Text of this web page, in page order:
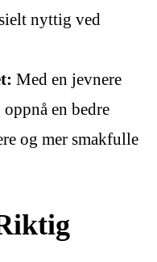
nyttig ved
Med en jevnere
en bedre
og mer smakfulle